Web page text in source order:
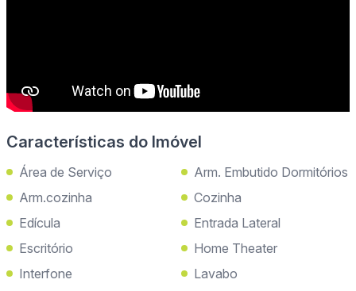
Características do Imóvel
Área de Serviço
Arm. Embutido Dormitórios
Arm.cozinha
Cozinha
Edícula
Entrada Lateral
Escritório
Home Theater
Interfone
Lavabo